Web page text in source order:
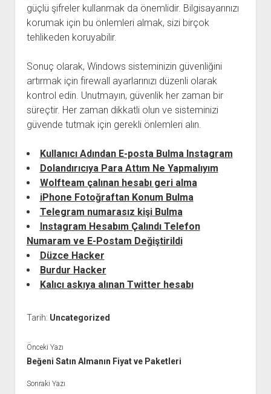
güçlü şifreler kullanmak da önemlidir. Bilgisayarınızı
korumak için bu önlemleri almak, sizi birçok
tehlikeden koruyabilir.
Sonuç olarak, Windows sisteminizin güvenliğini
artırmak için firewall ayarlarınızı düzenli olarak
kontrol edin. Unutmayın, güvenlik her zaman bir
süreçtir. Her zaman dikkatli olun ve sisteminizi
güvende tutmak için gerekli önlemleri alın.
Kullanıcı Adından E-posta Bulma Instagram
Dolandırıcıya Para Attım Ne Yapmalıyım
Wolfteam çalınan hesabı geri alma
iPhone Fotoğraftan Konum Bulma
Telegram numarasız kişi Bulma
Instagram Hesabım Çalındı Telefon
Numaram ve E-Postam Değiştirildi
Düzce Hacker
Burdur Hacker
Kalıcı askıya alınan Twitter hesabı
Tarih: Uncategorized
Önceki Yazı
Beğeni Satın Almanın Fiyat ve Paketleri
Sonraki Yazı